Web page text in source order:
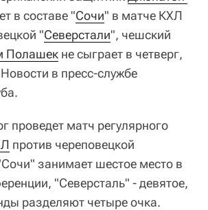
в составе "Сочи" в матче КХЛ
"Северстали", чешский
Полашек не сыграет в четверг,
в пресс-службе
проведет матч регулярного
против череповецкой
занимает шестое место в
"Северсталь" - девятое,
разделяют четыре очка.